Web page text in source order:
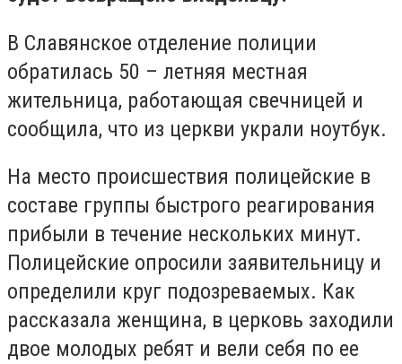
В Славянское отделение полиции
обратилась 50 – летняя местная
жительница, работающая свечницей и
сообщила, что из церкви украли ноутбук.
На место происшествия полицейские в
составе группы быстрого реагирования
прибыли в течение нескольких минут.
Полицейские опросили заявительницу и
определили круг подозреваемых. Как
рассказала женщина, в церковь заходили
двое молодых ребят и вели себя по ее